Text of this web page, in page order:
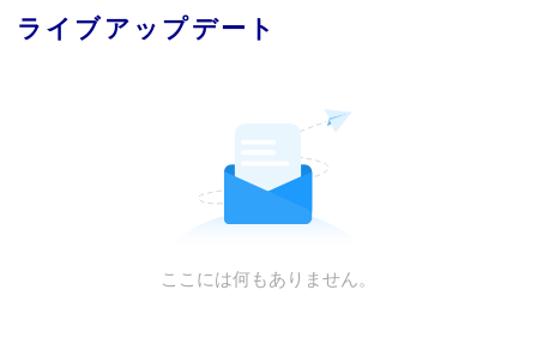
ライブアップデート
ここには何もありません。